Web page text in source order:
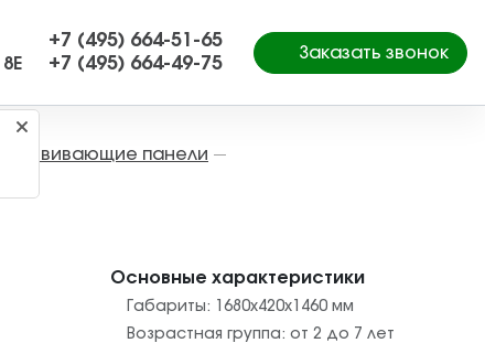
+7 (495) 664-51-65
+7 (495) 664-49-75
Заказать звонок
Развивающие панели —
Основные характеристики
Габариты: 1680x420x1460 мм
Возрастная группа: от 2 до 7 лет